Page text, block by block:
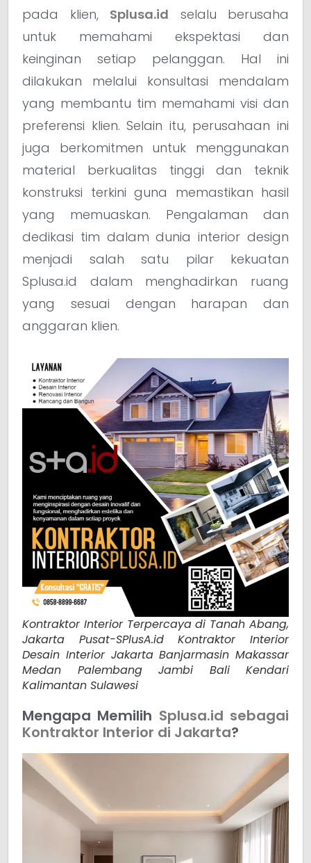
pada klien, Splusa.id selalu berusaha
untuk memahami ekspektasi dan
keinginan setiap pelanggan. Hal ini
dilakukan melalui konsultasi mendalam
yang membantu tim memahami visi dan
preferensi klien. Selain itu, perusahaan ini
juga berkomitmen untuk menggunakan
material berkualitas tinggi dan teknik
konstruksi terkini guna memastikan hasil
yang memuaskan. Pengalaman dan
dedikasi tim dalam dunia interior design
menjadi salah satu pilar kekuatan
Splusa.id dalam menghadirkan ruang
yang sesuai dengan harapan dan
anggaran klien.
Kontraktor Interior Terpercaya di Tanah Abang,
Jakarta Pusat-SPlusA.id Kontraktor Interior
Desain Interior Jakarta Banjarmasin Makassar
Medan Palembang Jambi Bali Kendari
Kalimantan Sulawesi
Mengapa Memilih Splusa.id sebagai
Kontraktor Interior di Jakarta?